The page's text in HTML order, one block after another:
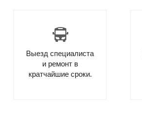
Выезд специалиста
и ремонт в
кратчайшие сроки.